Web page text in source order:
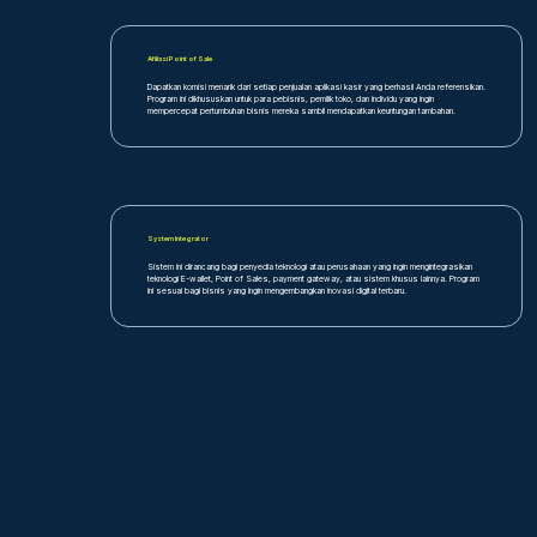
Afiliasi Point of Sale
Dapatkan komisi menarik dari setiap penjualan aplikasi kasir yang berhasil Anda referensikan.
Program ini dikhususkan untuk para pebisnis, pemilik toko, dan individu yang ingin
mempercepat pertumbuhan bisnis mereka sambil mendapatkan keuntungan tambahan.
System Integrator
Sistem ini dirancang bagi penyedia teknologi atau perusahaan yang ingin mengintegrasikan
teknologi E-wallet, Point of Sales, payment gateway, atau sistem khusus lainnya. Program
ini sesuai bagi bisnis yang ingin mengembangkan inovasi digital terbaru.